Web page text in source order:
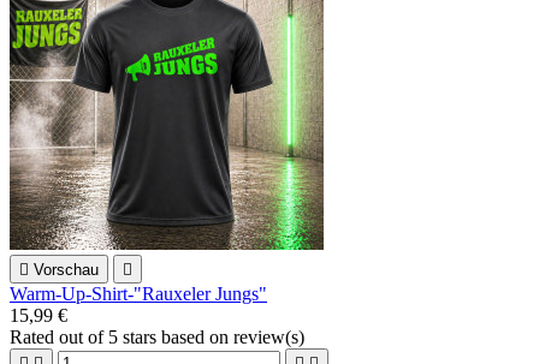
 Vorschau 
Warm-Up-Shirt-"Rauxeler Jungs"
15,99 €
Rated out of 5 stars based on review(s)